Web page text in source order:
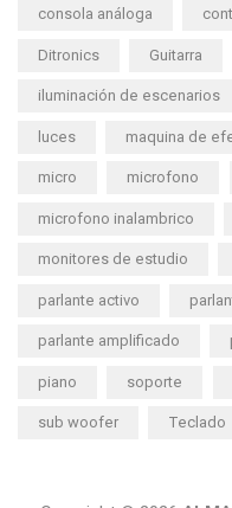
consola análoga
Ditronics Guitarra
iluminación de escenarios
luces maquina de
micro microfono
microfono inalambrico
monitores de estudio
parlante activo
parlante amplificado
piano soporte
sub woofer Teclado